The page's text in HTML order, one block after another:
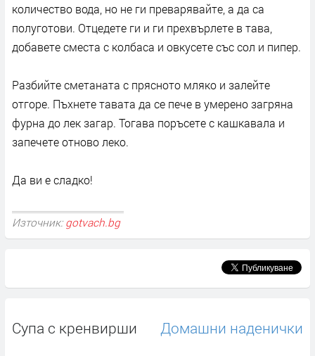
количество вода, но не ги преварявайте, а да са
полуготови. Отцедете ги и ги прехвърлете в тава,
добавете сместа с колбаса и овкусете със сол и пипер.
Разбийте сметаната с прясното мляко и залейте
отгоре. Пъхнете тавата да се пече в умерено загряна
фурна до лек загар. Тогава поръсете с кашкавала и
запечете отново леко.
Да ви е сладко!
Източник: gotvach.bg
Супа с кренвирши Домашни наденички